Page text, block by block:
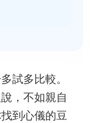
試多比較。
，不如親自
到心儀的豆